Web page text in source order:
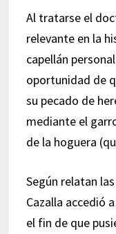
Al tratarse el
relevante en la
capellán
oportunidad de
su pecado de
mediante el
de la hoguera
Según relatan
Cazalla accedió
el fin de que